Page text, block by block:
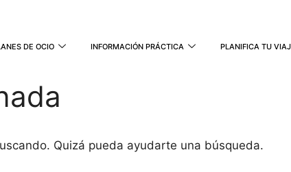
DE OCIO INFORMACIÓN PRÁCTICA PLANIFICA TU
Quizá pueda ayudarte una búsqueda.